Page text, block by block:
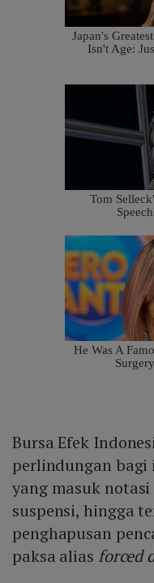
Bursa Efek
perlindungan bagi
yang masuk
suspensi, hingga
penghapusan
paksa alias forced